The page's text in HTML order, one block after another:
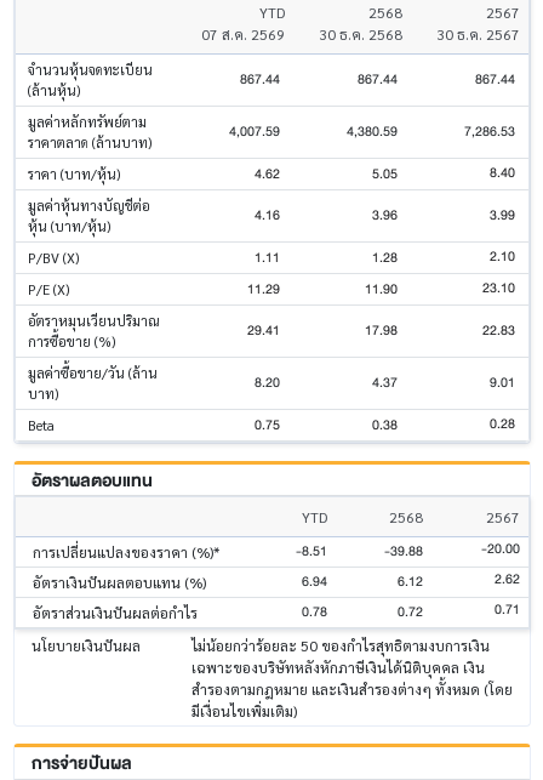
YTD
07 ส.ค. 2569
2568
30 ธ.ค. 2568
2567
30 ธ.ค. 2567
จำนวนหุ้นจดทะเบียน
(ล้านหุ้น)
867.44 867.44 867.44
มูลค่าหลักทรัพย์ตาม
ราคาตลาด (ล้านบาท)
4,007.59 4,380.59 7,286.53
ราคา (บาท/หุ้น) 4.62 5.05 8.40
มูลค่าหุ้นทางบัญชีต่อ
หุ้น (บาท/หุ้น)
4.16 3.96 3.99
P/BV (X) 1.11 1.28 2.10
P/E (X) 11.29 11.90 23.10
อัตราหมุนเวียนปริมาณ
การซื้อขาย (%)
29.41 17.98 22.83
มูลค่าซื้อขาย/วัน (ล้าน
บาท)
8.20 4.37 9.01
Beta 0.75 0.38 0.28
อัตราผลตอบแทน
YTD 2568
2567
การเปลี่ยนแปลงของราคา (%)*
-8.51 -39.88 -20.00
อัตราเงินปันผลตอบแทน (%) 6.94 6.12 2.62
อัตราส่วนเงินปันผลต่อกำไร 0.78 0.72 0.71
นโยบายเงินปันผล
ไม่น้อยกว่าร้อยละ 50 ของกำไรสุทธิตามงบการเงิน
เฉพาะของบริษัทหลังหักภาษีเงินได้นิติบุคคล เงิน
สำรองตามกฎหมาย และเงินสำรองต่างๆ ทั้งหมด (โดย
มีเงื่อนไขเพิ่มเติม)
การจ่ายปันผล